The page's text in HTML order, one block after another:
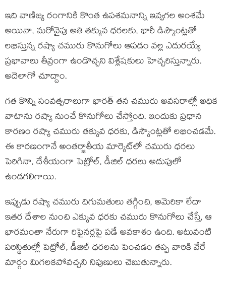
ఇది వాణిజ్య రంగానికి కొంత ఉపశమనాన్ని ఇవ్వగల అంశమే
అయినా, మరోవైపు అతి తక్కువ ధరలకు, భారీ డిస్కౌంట్లతో
లభిస్తున్న రష్యా చమురు కొనుగోలు ఆపడం వల్ల ఎదురయ్యే
ప్రభావాలు తీవ్రంగా ఉండొచ్చని విశ్లేషకులు హెచ్చరిస్తున్నారు.
అదెలాగో చూద్దాం.
గత కొన్ని సంవత్సరాలుగా భారత్ తన చమురు అవసరాల్లో అధిక
వాటాను రష్యా నుంచే కొనుగోలు చేస్తోంది. ఇందుకు ప్రధాన
కారణం రష్యా చమురు తక్కువ ధరకు, డిస్కౌంట్లతో లభించడమే.
ఈ కారణంగానే అంతర్జాతీయ మార్కెట్‌లో చమురు ధరలు
పెరిగినా, దేశీయంగా పెట్రోల్, డీజిల్ ధరలు అదుపులో
ఉండగలిగాయి.
ఇప్పుడు రష్యా చమురు దిగుమతులు తగ్గించి, అమెరికా లేదా
ఇతర దేశాల నుంచి ఎక్కువ ధరకు చమురు కొనుగోలు చేస్తే, ఆ
భారమంతా నేరుగా రిఫైనర్లపై పడే అవకాశం ఉంది. అటువంటి
పరిస్థితుల్లో పెట్రోల్, డీజిల్ ధరలను పెంచడం తప్ప వారికి వేరే
మార్గం మిగలకపోవచ్చని నిపుణులు చెబుతున్నారు.